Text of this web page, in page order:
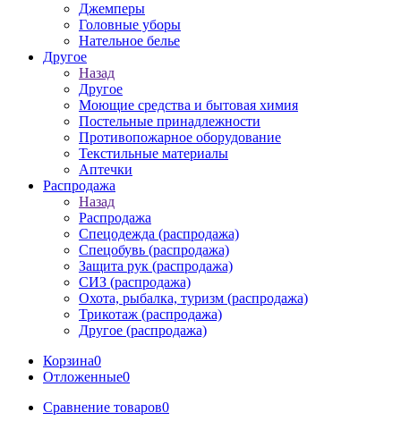
Джемперы
Головные уборы
Нательное белье
Другое
Назад
Другое
Моющие средства и бытовая химия
Постельные принадлежности
Противопожарное оборудование
Текстильные материалы
Аптечки
Распродажа
Назад
Распродажа
Спецодежда (распродажа)
Спецобувь (распродажа)
Защита рук (распродажа)
СИЗ (распродажа)
Охота, рыбалка, туризм (распродажа)
Трикотаж (распродажа)
Другое (распродажа)
Корзина0
Отложенные0
Сравнение товаров0